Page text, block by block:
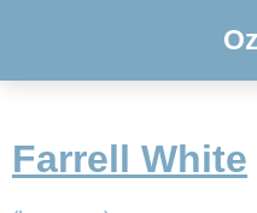
Farrell White